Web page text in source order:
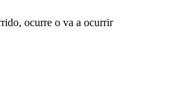
ocurre o va a ocurrir